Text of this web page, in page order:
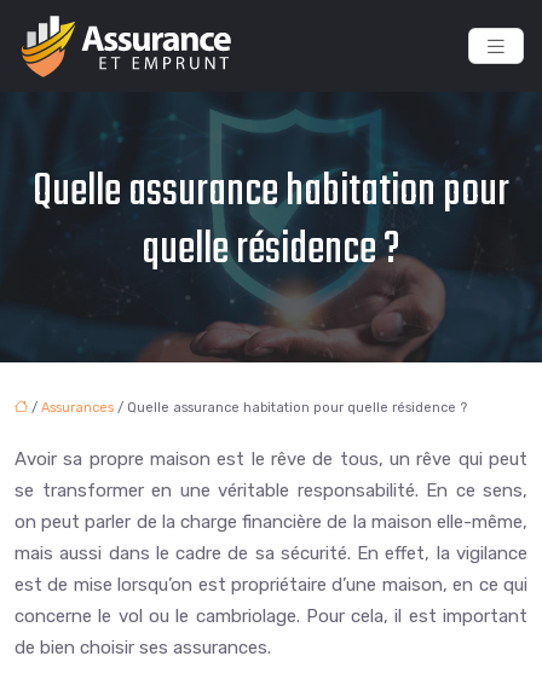
Quelle assurance habitation pour
quelle résidence ?
/ Assurances / Quelle assurance habitation pour quelle résidence ?
Avoir sa propre maison est le rêve de tous, un rêve qui peut
se transformer en une véritable responsabilité. En ce sens,
on peut parler de la charge financière de la maison elle-même,
mais aussi dans le cadre de sa sécurité. En effet, la vigilance
est de mise lorsqu’on est propriétaire d’une maison, en ce qui
concerne le vol ou le cambriolage. Pour cela, il est important
de bien choisir ses assurances.